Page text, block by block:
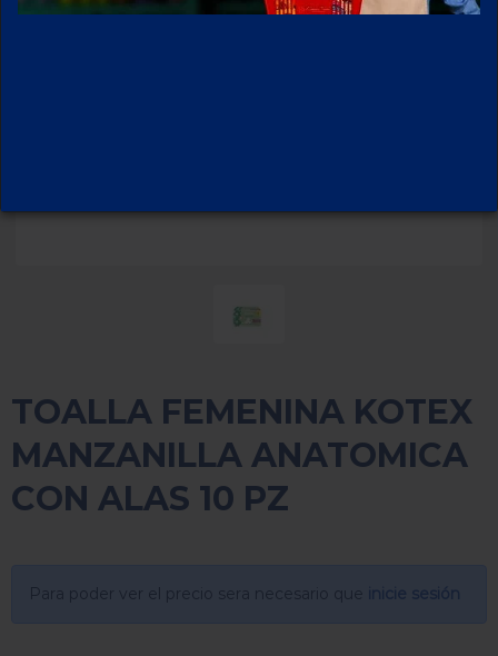
TOALLA FEMENINA KOTEX
MANZANILLA ANATOMICA
CON ALAS 10 PZ
Para poder ver el precio sera necesario que